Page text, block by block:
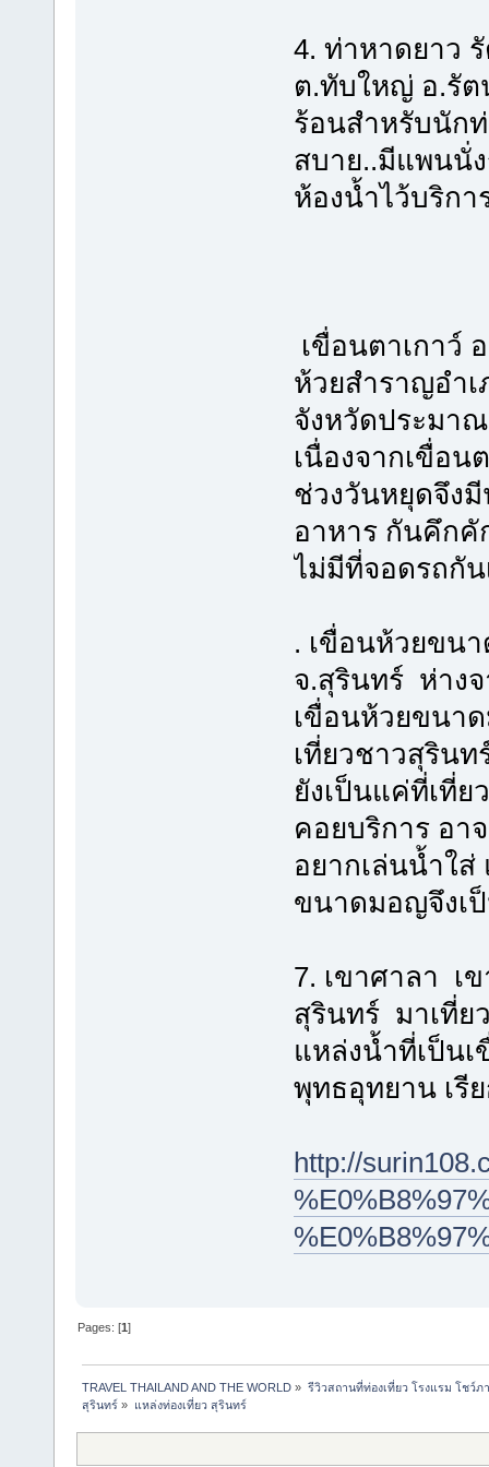
4. ท่าหาดยาว
ต.ทับใหญ่ อ.รั
ร้อนสำหรับนัก
สบาย..มีแพนนั่
ห้องน้ำไว้บริกา
เขื่อนตาเกาว์
ห้วยสำราญอำเ
จังหวัดประมาณ
เนื่องจากเขื่อน
ช่วงวันหยุดจึง
อาหาร กันคึกคั
ไม่มีที่จอดรถกัน
. เขื่อนห้วยขน
จ.สุรินทร์ ห่างจ
เขื่อนห้วยขนา
เที่ยวชาวสุริน
ยังเป็นแค่ที่เที่ย
คอยบริการ อา
อยากเล่นน้ำใส่
ขนาดมอญจึงเ
7. เขาศาลา เ
สุรินทร์ มาเที่ย
แหล่งน้ำที่เป็น
พุทธอุทยาน เรี
http://
Pages: [1]
TRAVEL THAILAND AND THE WORLD » รีวิวสถานที่ท่องเที่ยว โรงแรม โชว์ภ
สุรินทร์ » แหล่งท่องเที่ยว สุรินทร์